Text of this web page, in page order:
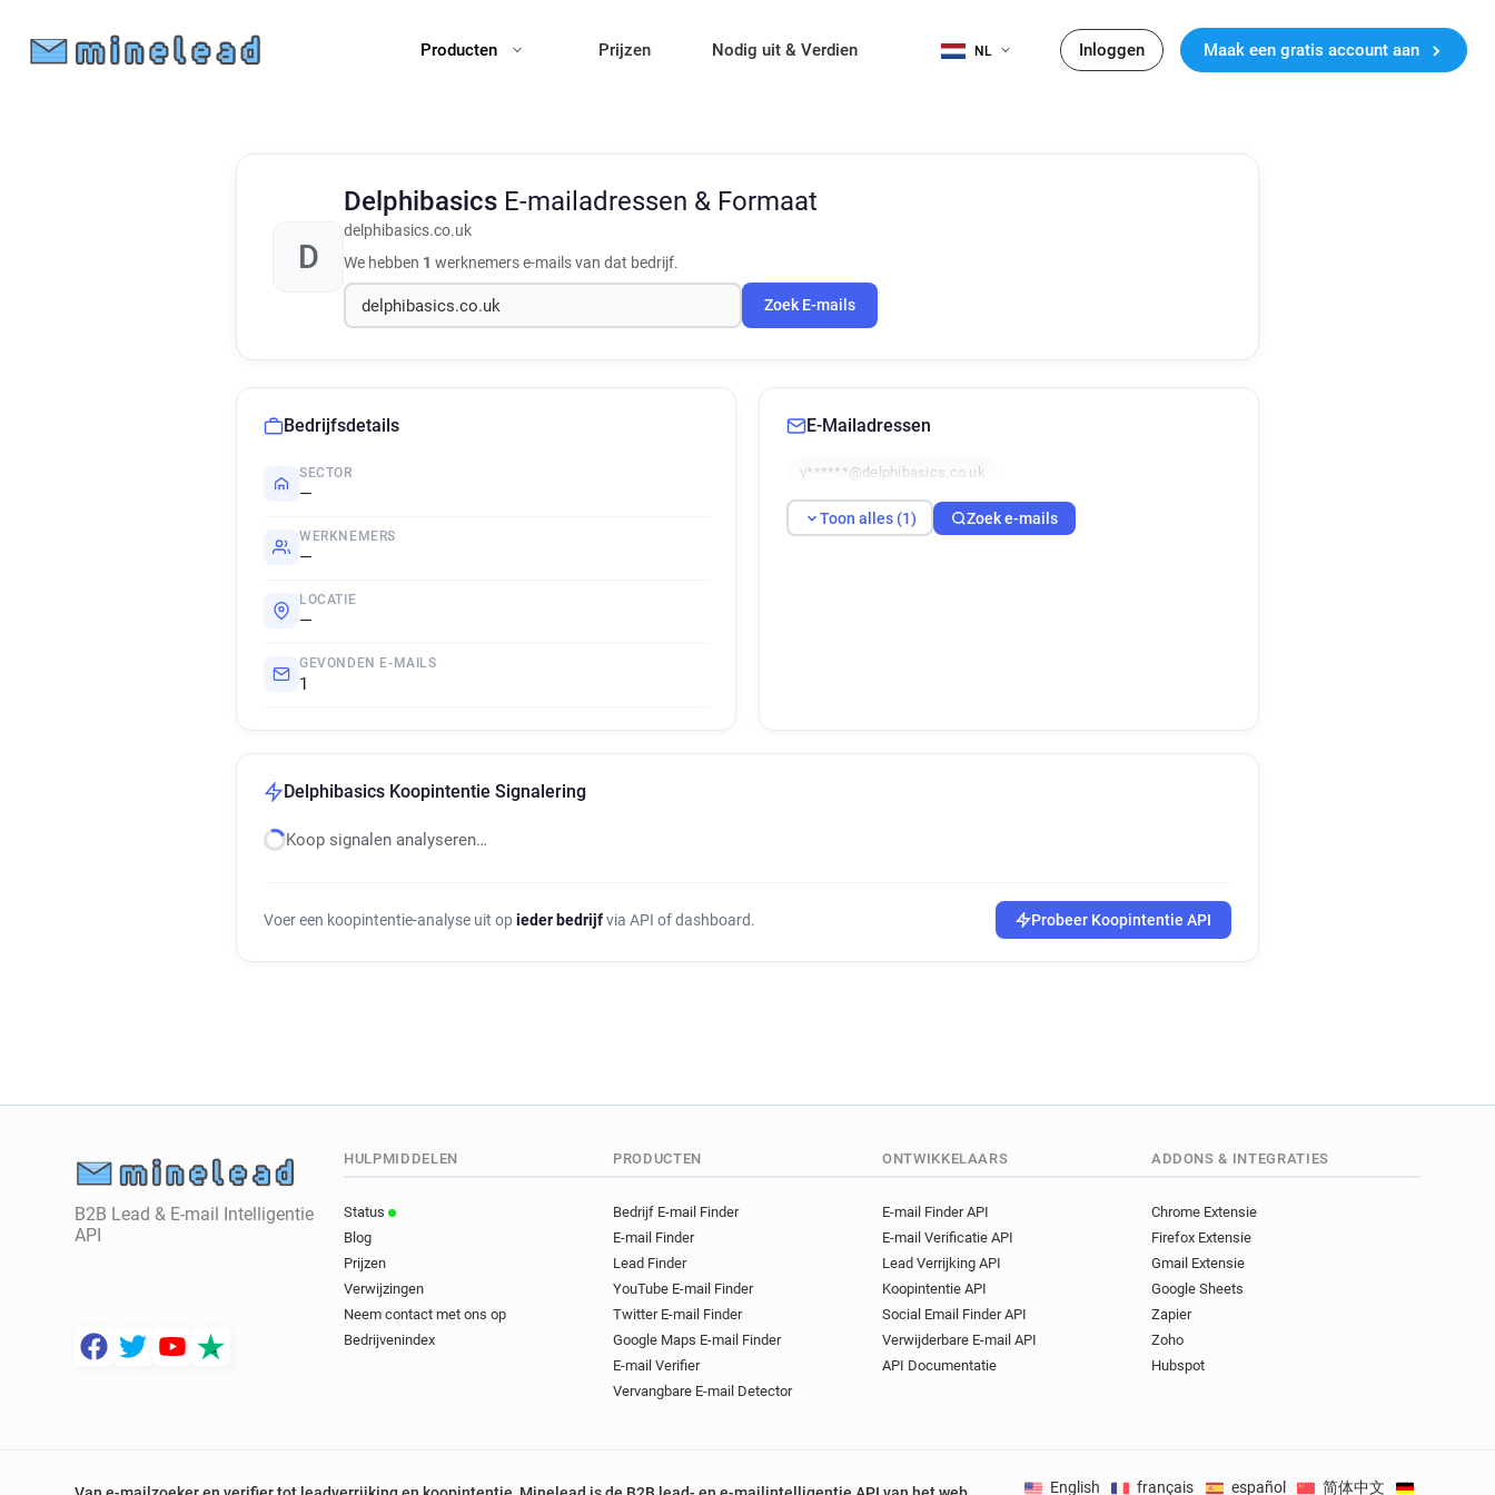
Producten Prijzen Nodig uit & Verdien NL Inloggen Maak een gratis account aan
D
Delphibasics E-mailadressen & Formaat
delphibasics.co.uk
We hebben 1 werknemers e-mails van dat bedrijf.
Zoek E-mails
Bedrijfsdetails
SECTOR
—
WERKNEMERS
—
LOCATIE
—
GEVONDEN E-MAILS
1
E-Mailadressen
y******@delphibasics.co.uk
Toon alles (1) Zoek e-mails
Delphibasics Koopintentie Signalering
Koop signalen analyseren…
Voer een koopintentie-analyse uit op ieder bedrijfvia API of dashboard. Probeer Koopintentie API
B2B Lead & E-mail Intelligentie
API
HULPMIDDELEN
Status
Blog
Prijzen
Verwijzingen
Neem contact met ons op
Bedrijvenindex
PRODUCTEN
Bedrijf E-mail Finder
E-mail Finder
Lead Finder
YouTube E-mail Finder
Twitter E-mail Finder
Google Maps E-mail Finder
E-mail Verifier
Vervangbare E-mail Detector
ONTWIKKELAARS
E-mail Finder API
E-mail Verificatie API
Lead Verrijking API
Koopintentie API
Social Email Finder API
Verwijderbare E-mail API
API Documentatie
ADDONS & INTEGRATIES
Chrome Extensie
Firefox Extensie
Gmail Extensie
Google Sheets
Zapier
Zoho
Hubspot
English français español 简体中文